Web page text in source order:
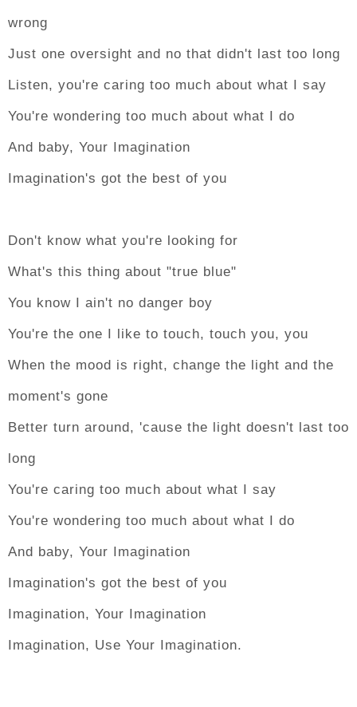
wrong
Just one oversight and no that didn't last too long
Listen, you're caring too much about what I say
You're wondering too much about what I do
And baby, Your Imagination
Imagination's got the best of you
Don't know what you're looking for
What's this thing about "true blue"
You know I ain't no danger boy
You're the one I like to touch, touch you, you
When the mood is right, change the light and the
moment's gone
Better turn around, 'cause the light doesn't last too
long
You're caring too much about what I say
You're wondering too much about what I do
And baby, Your Imagination
Imagination's got the best of you
Imagination, Your Imagination
Imagination, Use Your Imagination.